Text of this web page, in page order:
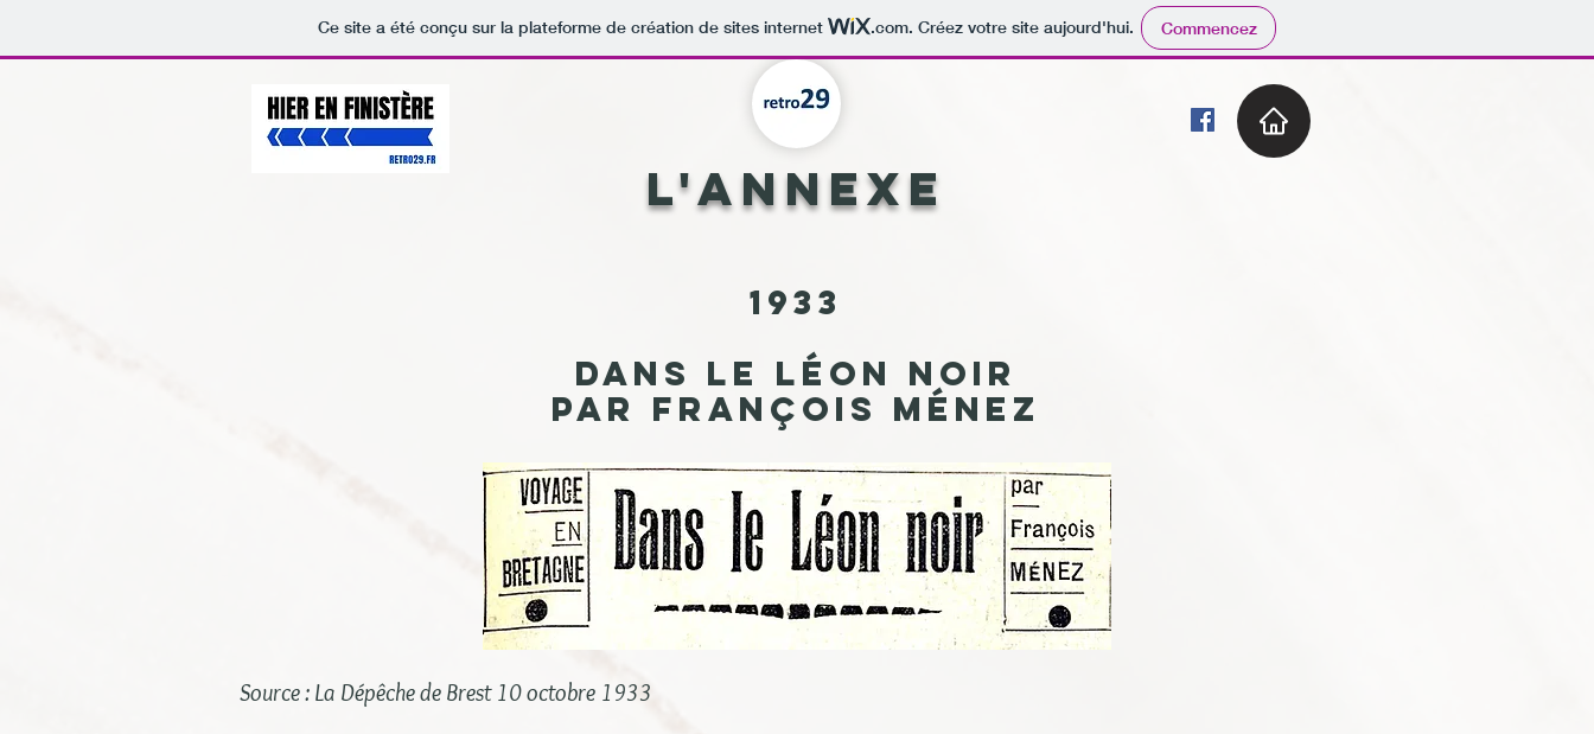
Ce site a été conçu sur la plateforme de création de sites internet .com. Créez votre site aujourd'hui. Commencez
L'annexe
1933
Dans le Léon noir
par François Ménez
Source : La Dépêche de Brest 10 octobre 1933